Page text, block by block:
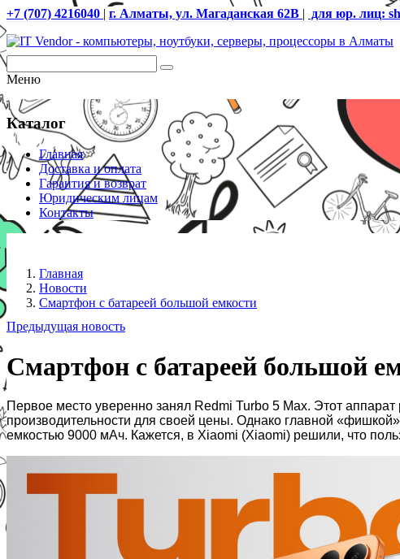
+7 (707) 4216040 | г. Алматы, ул. Магаданская 62В | для юр. лиц:
Меню
Каталог
Главная
Доставка и оплата
Гарантия и возврат
Юридическим лицам
Контакты
Главная
Новости
Смартфон с батареей большой емкости
Предыдущая новость
Смартфон с батареей большой
Первое место уверенно занял Redmi Turbo 5 Max. Этот
производительности для своей цены. Однако главной
емкостью 9000 мАч. Кажется, в Xiaomi (Xiaomi) решили, что